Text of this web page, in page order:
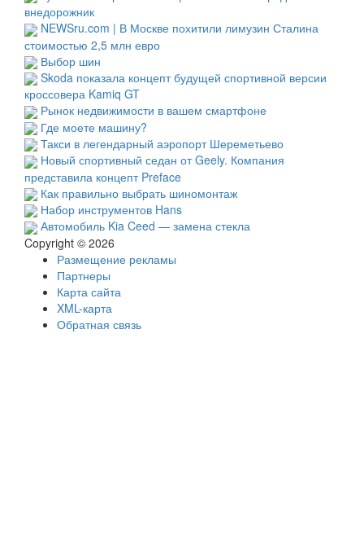
внедорожник
NEWSru.com | В Москве похитили лимузин Сталина
стоимостью 2,5 млн евро
Выбор шин
Skoda показала концепт будущей спортивной версии
кроссовера Kamiq GT
Рынок недвижимости в вашем смартфоне
Где моете машину?
Такси в легендарный аэропорт Шереметьево
Новый спортивный седан от Geely. Компания
представила концепт Preface
Как правильно выбрать шиномонтаж
Набор инструментов Hans
Автомобиль Kia Ceed — замена стекла
Copyright © 2026
Размещение рекламы
Партнеры
Карта сайта
XML-карта
Обратная связь